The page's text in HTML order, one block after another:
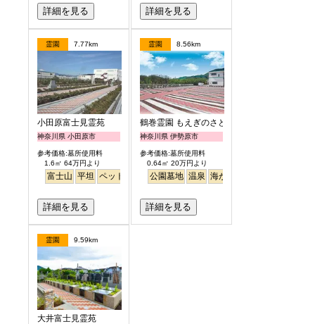
詳細を見る 詳細を見る
霊園 7.77km
小田原富士見霊苑
神奈川県 小田原市
参考価格:墓所使用料
1.6㎡ 64万円より
富士山 平坦 ペット 公園墓地
詳細を見る
霊園 8.56km
鶴巻霊園 もえぎのさと
神奈川県 伊勢原市
参考価格:墓所使用料
0.64㎡ 20万円より
公園墓地 温泉 海がみえる
詳細を見る
霊園 9.59km
大井富士見霊苑